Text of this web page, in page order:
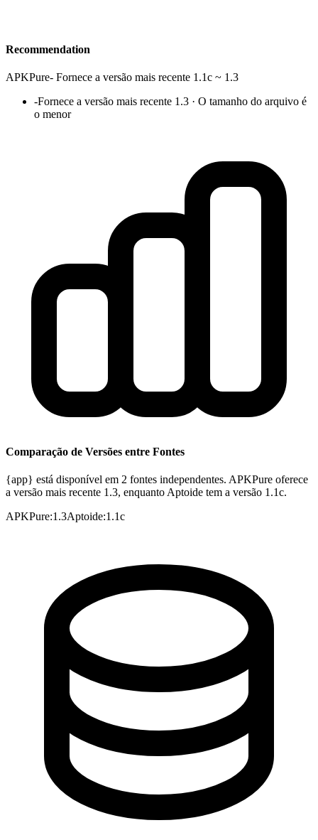
Recommendation
APKPure- Fornece a versão mais recente 1.1c ~ 1.3
-Fornece a versão mais recente 1.3 · O tamanho do arquivo é
o menor
Comparação de Versões entre Fontes
{app} está disponível em 2 fontes independentes. APKPure oferece
a versão mais recente 1.3, enquanto Aptoide tem a versão 1.1c.
APKPure:1.3Aptoide:1.1c